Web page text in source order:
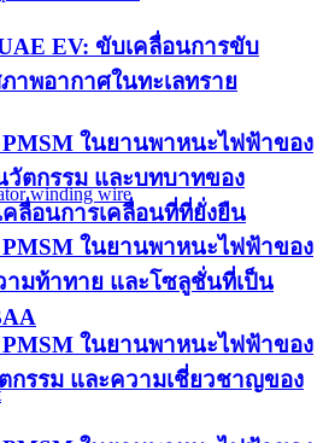
EV: ขับเคลื่อนการขับ
าพอากาศในทะเลทราย
PMSM ในยานพาหนะไฟฟ้าของ
วัตกรรม และบทบาทของ
ลื่อนการเคลื่อนที่ที่ยั่งยืน
PMSM ในยานพาหนะไฟฟ้าของ
ามท้าทาย และโซลูชั่นที่เป็น
PMSM ในยานพาหนะไฟฟ้าของ
กรรม และความเชี่ยวชาญของ